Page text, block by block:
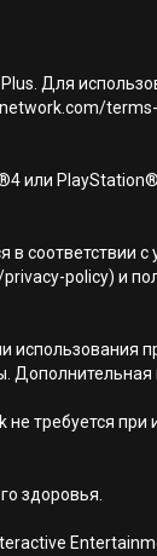
Для
или
в соответствии
policy) и
требуется
здоровья.